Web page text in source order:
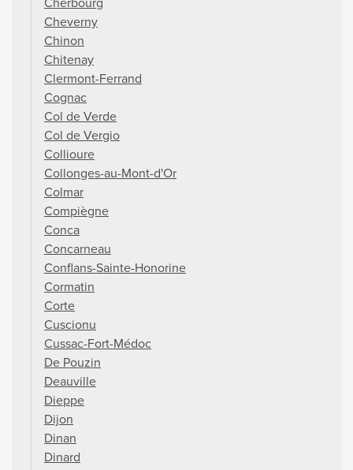
Cheverny
Chinon
Chitenay
Clermont-Ferrand
Cognac
Col de Verde
Col de Vergio
Collioure
Collonges-au-Mont-d'Or
Colmar
Compiègne
Conca
Concarneau
Conflans-Sainte-Honorine
Cormatin
Corte
Cuscionu
Cussac-Fort-Médoc
De Pouzin
Deauville
Dieppe
Dijon
Dinan
Dinard